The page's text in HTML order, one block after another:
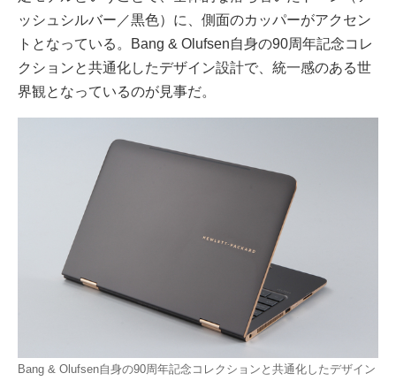
ッシュシルバー／黒色）に、側面のカッパーがアクセン
トとなっている。Bang & Olufsen自身の90周年記念コレ
クションと共通化したデザイン設計で、統一感のある世
界観となっているのが見事だ。
Bang & Olufsen自身の90周年記念コレクションと共通化したデザイン